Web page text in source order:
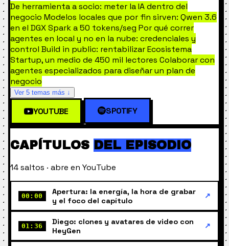
De herramienta a socio: meter la IA dentro del
negocio Modelos locales que por fin sirven: Qwen 3.6
en el DGX Spark a 50 tokens/seg Por qué correr
agentes en local y no en la nube: credenciales y
control Build in public: rentabilizar Ecosistema
Startup, un medio de 450 mil lectores Colaborar con
agentes especializados para diseñar un plan de
negocio
Ver 5 temas más ↓
YOUTUBE SPOTIFY
CAPÍTULOS DEL EPISODIO
14 saltos · abre en YouTube
00:00
Apertura: la energía, la hora de grabar
y el foco del capítulo
↗
01:36
Diego: clones y avatares de video con
HeyGen
↗